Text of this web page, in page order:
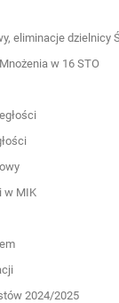
eliminacje dzielnicy
w 16 STO
w MIK
2024/2025